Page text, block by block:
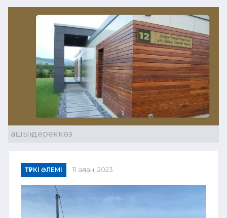
ашық дереккөз
ТҮРКІ ӘЛЕМІ 11 ақпан, 2023